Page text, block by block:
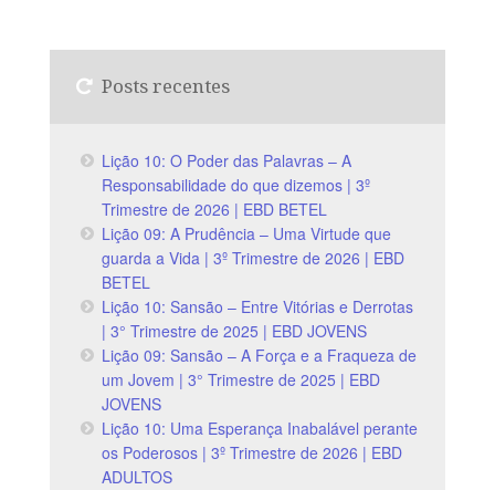
Posts recentes
Lição 10: O Poder das Palavras – A
Responsabilidade do que dizemos | 3º
Trimestre de 2026 | EBD BETEL
Lição 09: A Prudência – Uma Virtude que
guarda a Vida | 3º Trimestre de 2026 | EBD
BETEL
Lição 10: Sansão – Entre Vitórias e Derrotas
| 3° Trimestre de 2025 | EBD JOVENS
Lição 09: Sansão – A Força e a Fraqueza de
um Jovem | 3° Trimestre de 2025 | EBD
JOVENS
Lição 10: Uma Esperança Inabalável perante
os Poderosos | 3º Trimestre de 2026 | EBD
ADULTOS